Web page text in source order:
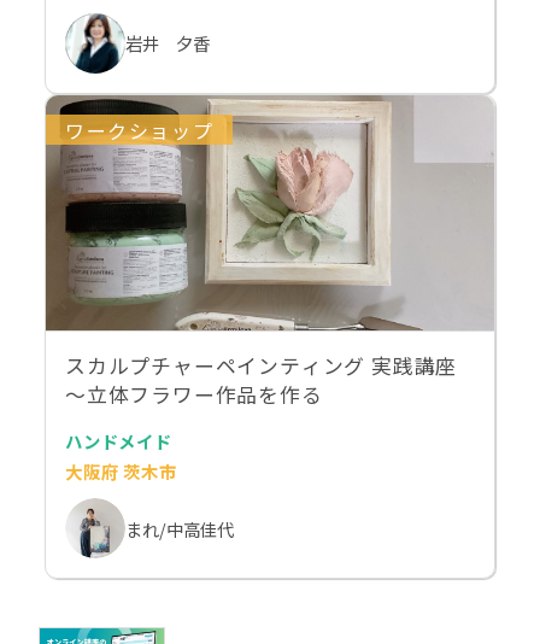
岩井 夕香
ワークショップ
スカルプチャーペインティング 実践講座
〜立体フラワー作品を作る
ハンドメイド
大阪府 茨木市
まれ/中高佳代